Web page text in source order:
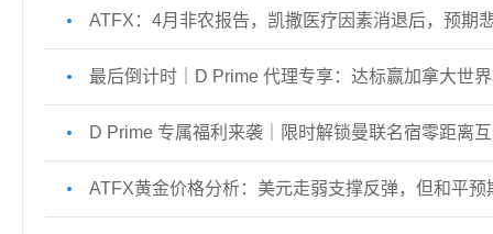
ATFX：4月非农报告，凯撒医疗因素消退后，预期
最后倒计时｜D Prime 代理专享：达标赢加拿大世
D Prime 专属福利来袭｜限时解锁曼联名宿零距离
ATFX黄金价格分析：美元走弱支撑反弹，但和平预